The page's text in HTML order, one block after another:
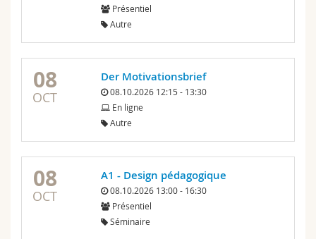
Présentiel
Autre
08
OCT
Der Motivationsbrief
08.10.2026 12:15 - 13:30
En ligne
Autre
08
OCT
A1 - Design pédagogique
08.10.2026 13:00 - 16:30
Présentiel
Séminaire